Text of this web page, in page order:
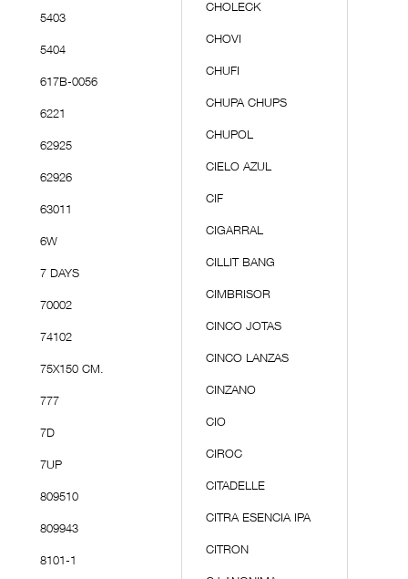
5403
5404
617B-0056
6221
62925
62926
63011
6W
7 DAYS
70002
74102
75X150 CM.
777
7D
7UP
809510
809943
8101-1
CHOLECK
CHOVI
CHUFI
CHUPA CHUPS
CHUPOL
CIELO AZUL
CIF
CIGARRAL
CILLIT BANG
CIMBRISOR
CINCO JOTAS
CINCO LANZAS
CINZANO
CIO
CIROC
CITADELLE
CITRA ESENCIA IPA
CITRON